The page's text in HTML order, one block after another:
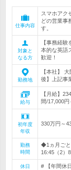
仕事内容
スマホアク
どの営業事
す。
対象と
なる方
【事務経
本的な英語
歓迎！
勤務地
【本社】
後】上記事
給与
【月給】
間/17,000
初年度
年収
330万円～
勤務
時間
◆1ヵ月ごと
16:45（2）
休日
# 【年間休